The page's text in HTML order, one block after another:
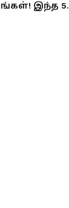
இந்த 5